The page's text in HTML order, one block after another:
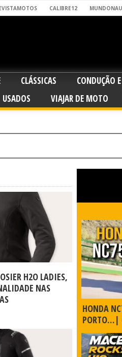
CALIBRE12
CLÁSSICAS CONDUÇÃO
USADOS VIAJAR DE MOTO
H2O LADIES,
NAS
HONDA
PORTO…|